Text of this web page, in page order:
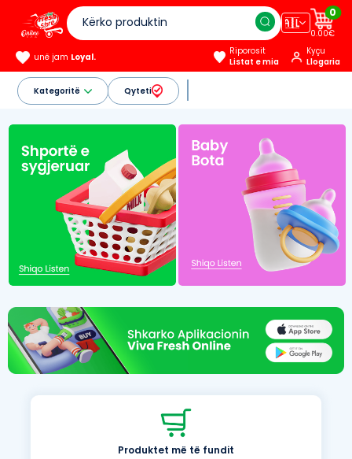
🇦🇱
0
0.00€
unë jam Loyal.
Riporosit
Listat e mia
Kyçu
Llogaria
Kategoritë Qyteti
Produktet më të fundit